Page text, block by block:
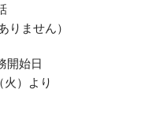
りません）
開始日
火）より